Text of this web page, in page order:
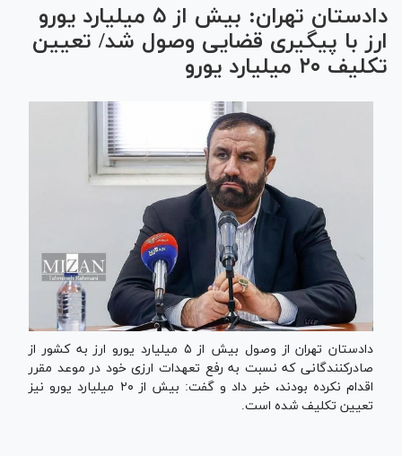
دادستان تهران: بیش از ۵ میلیارد یورو
ارز با پیگیری قضایی وصول شد/ تعیین
تکلیف ۲۰ میلیارد یورو
دادستان تهران از وصول بیش از ۵ میلیارد یورو ارز به کشور از
صادرکنندگانی که نسبت به رفع تعهدات ارزی خود در موعد مقرر
اقدام نکرده بودند، خبر داد و گفت: بیش از ۲۰ میلیارد یورو نیز
تعیین تکلیف شده است.